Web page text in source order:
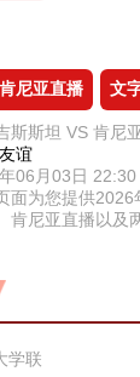
尼亚直播 文
斯斯坦 VS 肯尼
谊
06月03日 22:30
面为您提供
肯尼亚直播以及
学联